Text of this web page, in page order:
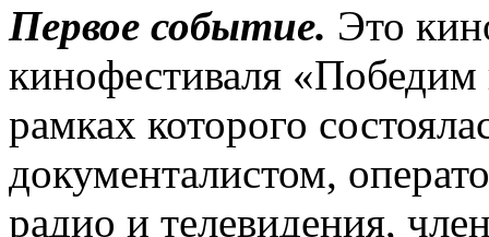
Первое событие. Это
кинофестиваля
рамках которого
документалистом,
радио и телевидения,